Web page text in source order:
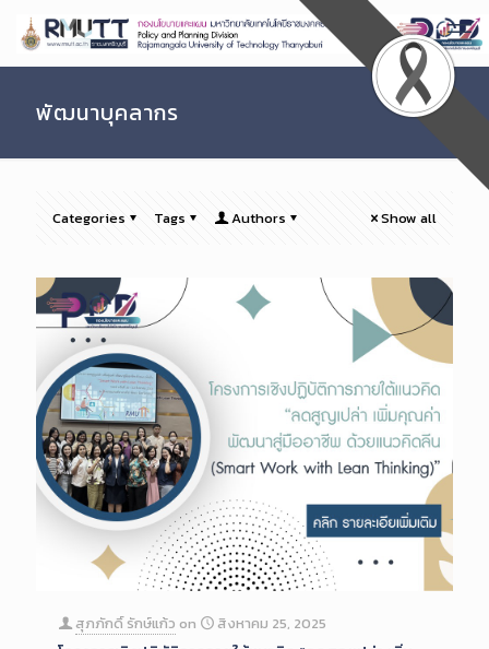
Content
พัฒนาบุคลากร
Categories Tags Authors Show all
สุภภักดิ์ รักษ์แก้ว on สิงหาคม 25, 2025